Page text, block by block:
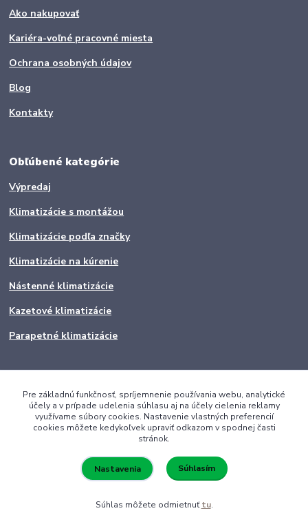
Ako nakupovať
Kariéra-voľné pracovné miesta
Ochrana osobných údajov
Blog
Kontakty
Obľúbené kategórie
Výpredaj
Klimatizácie s montážou
Klimatizácie podľa značky
Klimatizácie na kúrenie
Nástenné klimatizácie
Kazetové klimatizácie
Parapetné klimatizácie
Vytvorené na Eshop-rychlo.sk
Pre základnú funkčnosť, spríjemnenie používania webu, analytické
účely a v prípade udelenia súhlasu aj na účely cielenia reklamy
využívame súbory cookies. Nastavenie vlastných preferencií
cookies môžete kedykoľvek upraviť odkazom v spodnej časti
stránok.
Nastavenia Súhlasím
Súhlas môžete odmietnuťtu.